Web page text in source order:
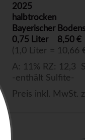
2025
halbtrocken
Bayerischer
0,75 Liter
8,50 €
(1,0 Liter = 10,66
A: 11% RZ: 12,3
-enthält Sulfite-
Preis inkl. MwSt.